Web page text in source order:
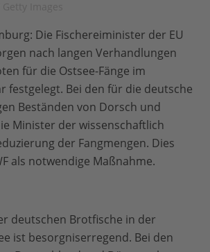
Die Fischereiminister der EU
nach langen Verhandlungen
für die Ostsee-Fänge im
festgelegt. Bei den für die deutsche
Beständen von Dorsch und
Minister der wissenschaftlich
der Fangmengen. Dies
als notwendige Maßnahme.
deutschen Brotfische in der
ist besorgniserregend. Bei den